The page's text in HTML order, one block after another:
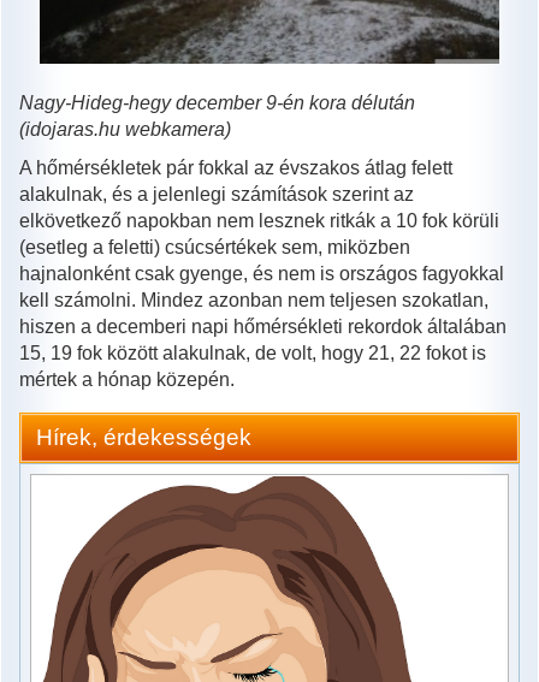
Nagy-Hideg-hegy december 9-én kora délután
(idojaras.hu webkamera)
A hőmérsékletek pár fokkal az évszakos átlag felett
alakulnak, és a jelenlegi számítások szerint az
elkövetkező napokban nem lesznek ritkák a 10 fok körüli
(esetleg a feletti) csúcsértékek sem, miközben
hajnalonként csak gyenge, és nem is országos fagyokkal
kell számolni. Mindez azonban nem teljesen szokatlan,
hiszen a decemberi napi hőmérsékleti rekordok általában
15, 19 fok között alakulnak, de volt, hogy 21, 22 fokot is
mértek a hónap közepén.
Hírek, érdekességek